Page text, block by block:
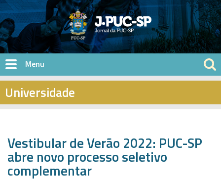
Pular para o conteúdo principal
Universidade
Vestibular de Verão 2022: PUC-SP
abre novo processo seletivo
complementar